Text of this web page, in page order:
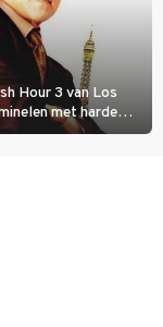
Hour 3 van Los
met harde